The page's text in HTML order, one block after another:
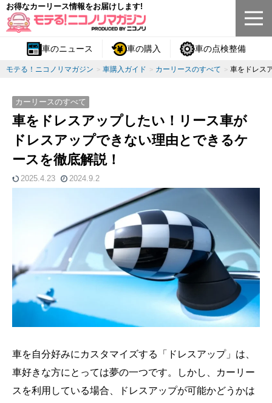
お得なカーリース情報をお届けします!
車のニュース 車の購入 車の点検整備
モテる！ニコノリマガジン 車購入ガイド カーリースのすべて 車をドレス
カーリースのすべて
車をドレスアップしたい！リース車が
ドレスアップできない理由とできるケ
ースを徹底解説！
2025.4.23 2024.9.2
車を自分好みにカスタマイズする「ドレスアップ」は、
車好きな方にとっては夢の一つです。しかし、カーリー
スを利用している場合、ドレスアップが可能かどうかは